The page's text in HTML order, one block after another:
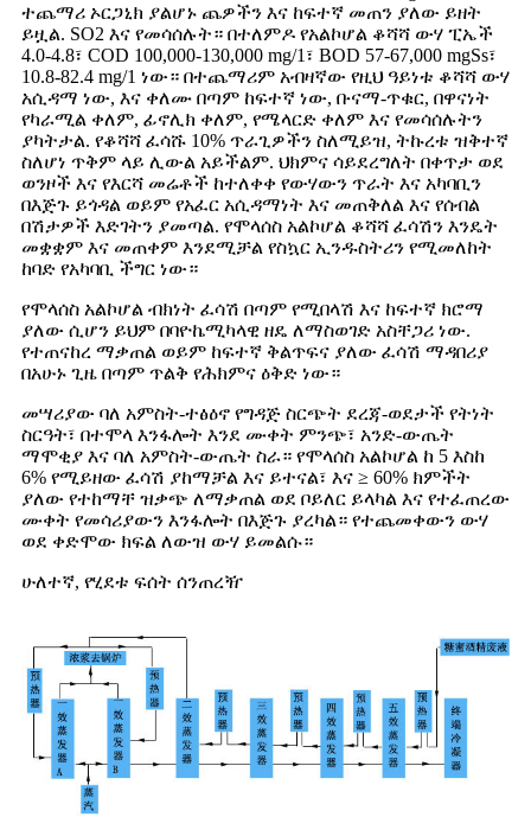
ተጨማሪ ኦርጋኒክ ያልሆኑ ጨዎችን እና ከፍተኛ መጠን ያለው ይዘት
ይዟል. SO2 እና የመሳሰሉት። በተለምዶ የአልኮሆል ቆሻሻ ውሃ ፒኤች
4.0-4.8፣ COD 100,000-130,000 mg/1፣ BOD 57-67,000 mgSs፣
10.8-82.4 mg/1 ነው። በተጨማሪም አብዛኛው የዚህ ዓይነቱ ቆሻሻ ውሃ
አሲዳማ ነው, እና ቀለሙ በጣም ከፍተኛ ነው, ቡናማ-ጥቁር, በዋናነት
የካራሚል ቀለም, ፊኖሊክ ቀለም, የሜላርድ ቀለም እና የመሳሰሉትን
ያካትታል. የቆሻሻ ፈሳሹ 10% ጥራጊዎችን ስለሚይዝ, ትኩረቱ ዝቅተኛ
ስለሆነ ጥቅም ላይ ሊውል አይችልም. ህክምና ሳይደረግለት በቀጥታ ወደ
ወንዞች እና የእርሻ መሬቶች ከተለቀቀ የውሃውን ጥራት እና አካባቢን
በእጅጉ ይጎዳል ወይም የአፈር አሲዳማነት እና መጠቅለል እና የሰብል
በሽታዎች እድገትን ያመጣል. የሞላሰስ አልኮሆል ቆሻሻ ፈሳሽን እንዴት
መቋቋም እና መጠቀም እንደሚቻል የስኳር ኢንዱስትሪን የሚመለከት
ከባድ የአካባቢ ችግር ነው።
የሞላሰስ አልኮሆል ብክነት ፈሳሽ በጣም የሚበላሽ እና ከፍተኛ ክሮማ
ያለው ሲሆን ይህም በባዮኬሚካላዊ ዘዴ ለማስወገድ አስቸጋሪ ነው.
የተጠናከረ ማቃጠል ወይም ከፍተኛ ቅልጥፍና ያለው ፈሳሽ ማዳበሪያ
በአሁኑ ጊዜ በጣም ጥልቅ የሕክምና ዕቅድ ነው።
መሣሪያው ባለ አምስት-ተፅዕኖ የግዳጅ ስርጭት ደረጃ-ወደታች የትነት
ስርዓት፣ በተሞላ እንፋሎት እንደ ሙቀት ምንጭ፣ አንድ-ውጤት
ማሞቂያ እና ባለ አምስት-ውጤት ስራ። የሞላሰስ አልኮሆል ከ 5 እስከ
6% የሚይዘው ፈሳሽ ያከማቻል እና ይተናል፣ እና ≥ 60% ክምችት
ያለው የተከማቸ ዝቃጭ ለማቃጠል ወደ ቦይለር ይላካል እና የተፈጠረው
ሙቀት የመሳሪያውን እንፋሎት በእጅጉ ያረካል። የተጨመቀውን ውሃ
ወደ ቀድሞው ክፍል ለውዝ ውሃ ይመልሱ።
ሁለተኛ, የሂደቱ ፍሰት ሰንጠረዥ